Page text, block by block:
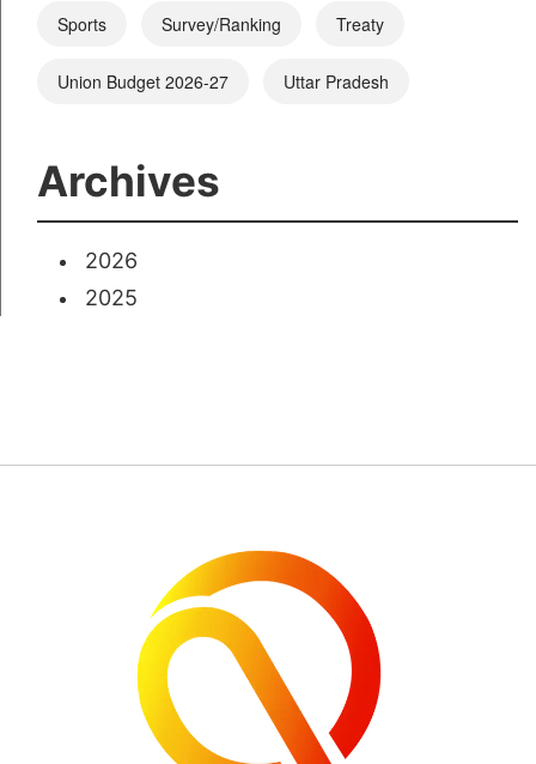
Sports Survey/Ranking Treaty
Union Budget 2026-27 Uttar Pradesh
Archives
2026
2025